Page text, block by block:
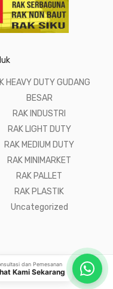
HEAVY DUTY GUDANG
BESAR
RAK INDUSTRI
RAK LIGHT DUTY
RAK MEDIUM DUTY
RAK MINIMARKET
RAK PALLET
RAK PLASTIK
Uncategorized
Gudang
dan Pemesanan
Kami Sekarang